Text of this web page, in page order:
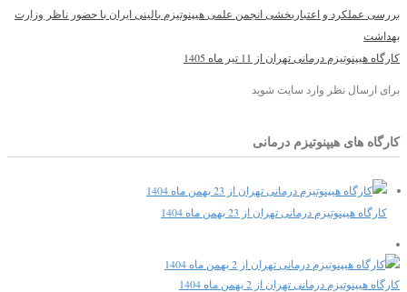
بررسی عملکرد و اعتباربخشی انجمن علمی هیپنوتیزم بالینی ایران با حضور ناظر وزارت
بهداشت
کارگاه هیپنوتیزم درمانی تهران از 11 تیر ماه 1405
برای ارسال نظر وارد سایت شوید
کارگاه های هیپنوتیزم درمانی
کارگاه هیپنوتیزم درمانی تهران از 23 بهمن ماه 1404
کارگاه هیپنوتیزم درمانی تهران از 2 بهمن ماه 1404